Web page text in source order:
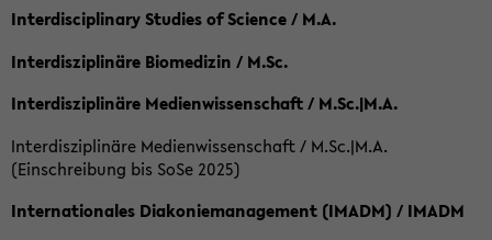
Interdisciplinary Studies of Science / M.A.
Interdisziplinäre Biomedizin / M.Sc.
Interdisziplinäre Medienwissenschaft / M.Sc.|M.A.
Interdisziplinäre Medienwissenschaft / M.Sc.|M.A.
(Einschreibung bis SoSe 2025)
Internationales Diakoniemanagement (IMADM) / IMADM